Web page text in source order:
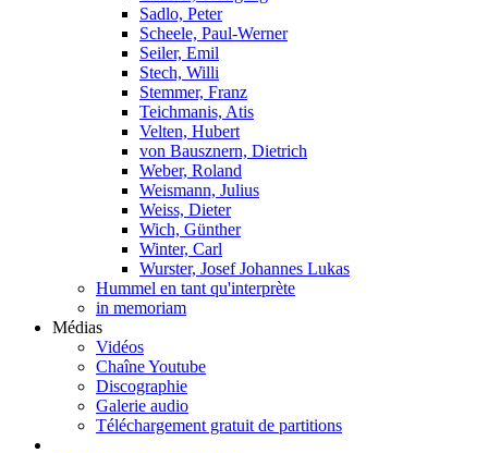
Sadlo, Peter
Scheele, Paul-Werner
Seiler, Emil
Stech, Willi
Stemmer, Franz
Teichmanis, Atis
Velten, Hubert
von Bausznern, Dietrich
Weber, Roland
Weismann, Julius
Weiss, Dieter
Wich, Günther
Winter, Carl
Wurster, Josef Johannes Lukas
Hummel en tant qu'interprète
in memoriam
Médias
Vidéos
Chaîne Youtube
Discographie
Galerie audio
Téléchargement gratuit de partitions